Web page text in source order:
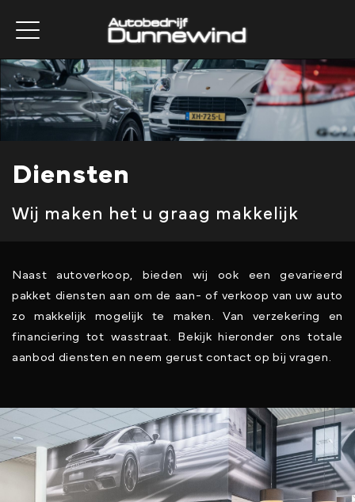
Diensten
Wij maken het u graag makkelijk
Naast autoverkoop, bieden wij ook een gevarieerd
pakket diensten aan om de aan- of verkoop van uw auto
zo makkelijk mogelijk te maken. Van verzekering en
financiering tot wasstraat. Bekijk hieronder ons totale
aanbod diensten en neem gerust contact op bij vragen.